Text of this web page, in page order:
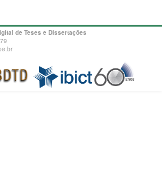
de Teses e Dissertações